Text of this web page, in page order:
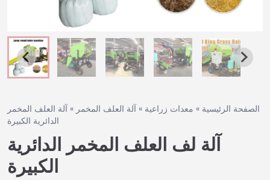
الصفحة الرئيسية » معدات زراعية »آلة العلف المخمر »آلة العلف المخمر
الدائرية الكبيرة
آلة لف العلف المخمر الدائرية
الكبيرة